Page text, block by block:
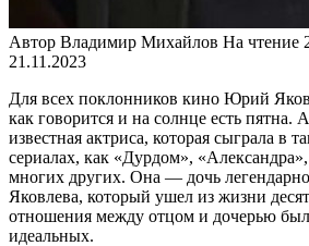
Автор Владимир Михайлов На чтение
21.11.2023
Для всех поклонников кино Юрий
как говорится и на солнце есть
известная актриса, которая сыграла в
сериалах, как «Дурдом»,
многих других. Она — дочь
Яковлева, который ушел из жизни
отношения между отцом и дочерью
идеальных.